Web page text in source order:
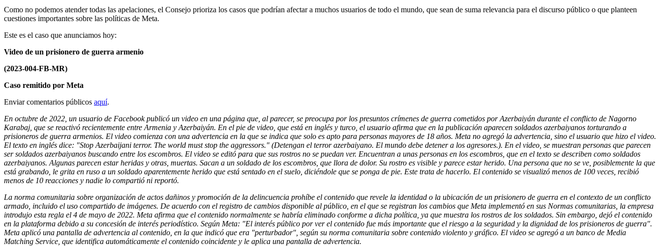
Como no podemos atender todas las apelaciones, el Consejo prioriza los casos que podrían afectar a muchos usuarios de todo el mundo, que sean de suma relevancia para el discurso público o que planteen
cuestiones importantes sobre las políticas de Meta.
Este es el caso que anunciamos hoy:
Video de un prisionero de guerra armenio
(2023-004-FB-MR)
Caso remitido por Meta
Enviar comentarios públicos aquí.
En octubre de 2022, un usuario de Facebook publicó un video en una página que, al parecer, se preocupa por los presuntos crímenes de guerra cometidos por Azerbaiyán durante el conflicto de Nagorno
Karabaj, que se reactivó recientemente entre Armenia y Azerbaiyán. En el pie de video, que está en inglés y turco, el usuario afirma que en la publicación aparecen soldados azerbaiyanos torturando a
prisioneros de guerra armenios. El video comienza con una advertencia en la que se indica que solo es apto para personas mayores de 18 años. Meta no agregó la advertencia, sino el usuario que hizo el video.
El texto en inglés dice: "Stop Azerbaijani terror. The world must stop the aggressors." (Detengan el terror azerbaiyano. El mundo debe detener a los agresores.). En el video, se muestran personas que parecen
ser soldados azerbaiyanos buscando entre los escombros. El video se editó para que sus rostros no se puedan ver. Encuentran a unas personas en los escombros, que en el texto se describen como soldados
azerbaiyanos. Algunas parecen estar heridas y otras, muertas. Sacan a un soldado de los escombros, que llora de dolor. Su rostro es visible y parece estar herido. Una persona que no se ve, posiblemente la que
está grabando, le grita en ruso a un soldado aparentemente herido que está sentado en el suelo, diciéndole que se ponga de pie. Este trata de hacerlo. El contenido se visualizó menos de 100 veces, recibió
menos de 10 reacciones y nadie lo compartió ni reportó.
La norma comunitaria sobre organización de actos dañinos y promoción de la delincuencia prohíbe el contenido que revele la identidad o la ubicación de un prisionero de guerra en el contexto de un conflicto
armado, incluido el uso compartido de imágenes. De acuerdo con el registro de cambios disponible al público, en el que se registran los cambios que Meta implementó en sus Normas comunitarias, la empresa
introdujo esta regla el 4 de mayo de 2022. Meta afirma que el contenido normalmente se habría eliminado conforme a dicha política, ya que muestra los rostros de los soldados. Sin embargo, dejó el contenido
en la plataforma debido a su concesión de interés periodístico. Según Meta: "El interés público por ver el contenido fue más importante que el riesgo a la seguridad y la dignidad de los prisioneros de guerra".
Meta aplicó una pantalla de advertencia al contenido, en la que indicó que era "perturbador", según su norma comunitaria sobre contenido violento y gráfico. El video se agregó a un banco de Media
Matching Service, que identifica automáticamente el contenido coincidente y le aplica una pantalla de advertencia.